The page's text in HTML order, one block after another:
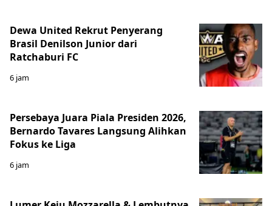
Dewa United Rekrut Penyerang
Brasil Denilson Junior dari
Ratchaburi FC
6 jam
Persebaya Juara Piala Presiden 2026,
Bernardo Tavares Langsung Alihkan
Fokus ke Liga
6 jam